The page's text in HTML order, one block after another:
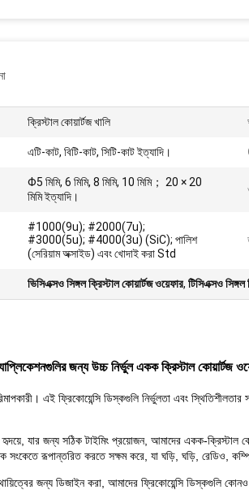
ক্রিস্টাল কোয়ার্টজ খালি
এটি-কাট, বিটি-কাট, সিটি-কাট ইত্যাদি।
Φ5 মিমি, 6 মিমি, 8 মিমি, 10 মিমি； 20 × 20
মিমি ইত্যাদি।
#1000(9u); #2000(7u);
#3000(5u); #4000(3u) (SiC); পালিশ
(সেরিয়াম অক্সাইড) এবং খোদাই করা Std
ভিসিএক্সও সিঙ্গল ক্রিস্টাল কোয়ার্টজ ওয়েফার, টিসিএক্সও
জন্য উচ্চ নির্ভুল একক ক্রিস্টাল কোয়ার্টজ
এই ফ্রিকোয়েন্সি ডিস্কগুলি নির্ভুলতা এবং স্থিতিশীলতার
যার জন্য সঠিক টাইমিং প্রয়োজন, আমাদের একক-ক্রিস্টাল
সংকেতে রূপান্তরিত করতে সক্ষম করে, যা ঘড়ি, ঘড়ি, রেডিও,
স্থায়িত্বের জন্য ডিজাইন করা, আমাদের ফ্রিকোয়েন্সি ডিস্কগুলি